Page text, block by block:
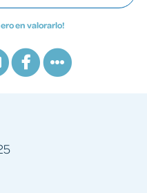
en valorarlo!